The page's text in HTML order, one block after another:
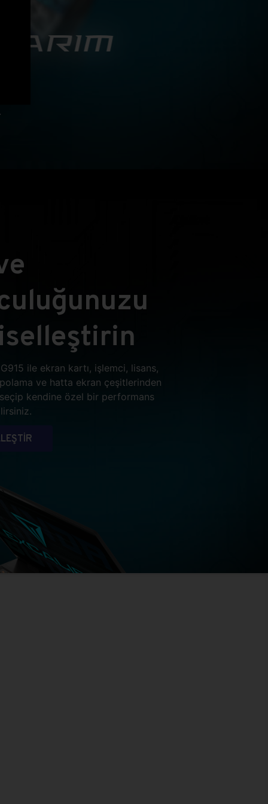
ile ekran kartı, işlemci, lisans,
ve hatta ekran çeşitlerinden
kendine özel bir performans